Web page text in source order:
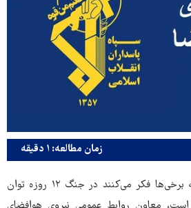
زمان مطالعه: ۱ دقیقه
برخلاف اینکه برخی‌ها فکر می‌کنند در جنگ ۱۲ روزه توان